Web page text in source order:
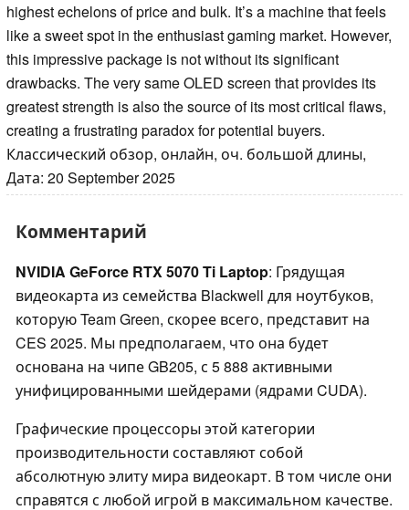
highest echelons of price and bulk. It’s a machine that feels
like a sweet spot in the enthusiast gaming market. However,
this impressive package is not without its significant
drawbacks. The very same OLED screen that provides its
greatest strength is also the source of its most critical flaws,
creating a frustrating paradox for potential buyers.
Классический обзор, онлайн, оч. большой длины,
Дата: 20 September 2025
Комментарий
NVIDIA GeForce RTX 5070 Ti Laptop: Грядущая
видеокарта из семейства Blackwell для ноутбуков,
которую Team Green, скорее всего, представит на
CES 2025. Мы предполагаем, что она будет
основана на чипе GB205, с 5 888 активными
унифицированными шейдерами (ядрами CUDA).
Графические процессоры этой категории
производительности составляют собой
абсолютную элиту мира видеокарт. В том числе они
справятся с любой игрой в максимальном качестве.